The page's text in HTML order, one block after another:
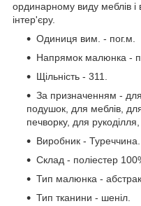
ординарному виду меблів і
інтер'єру.
Одиниця вим. - пог.м.
Напрямок малюнка -
Щільність - 311.
За призначенням -
подушок, для меблів,
печворку, для
Виробник - Туреччина.
Склад - поліестер
Тип малюнка -
Тип тканини - шеніл.